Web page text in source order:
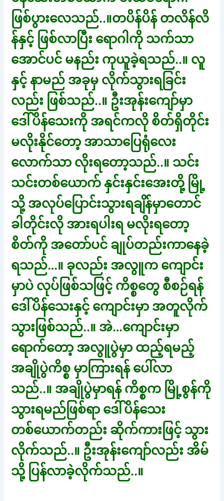
ဖြစ်ပွားလေသည်..။တပိန်ပိန် တလိန်လိ
န်နှင့် ဖြစ်လာပြီး ရောဂါကို သက်သာ
အောင်ပင် မနည်း ကုယူခဲ့ရသည်..။ လူ
နှင့် နာမည် အခုမှ လိုက်သွားရခြင်း
လည်း ဖြစ်သည်..။ ဦးအုန်းကျော်မှာ
ဒေါ်ပိန်သေးကို အရင်ကလို စိတ်ရှိတိုင်း
မလိုးနိုင်တော့ အာသာပြေရုံလေး
လောက်သာ လိုးရတော့သည်..။ သင်း
သင်းတစ်ယောက် နှင်းနှင်းအေးတို့ မြို့
သို့ အလုပ်ပြောင်းသွားရချိန်မှာတောင်
ခါတိုင်းလို အားရပါးရ မလိုးရတော့
စိတ်ကို အတော်ပင် ချုပ်တည်းကာနေခဲ့
ရသည်…။ ခုလည်း အလွူက ကျောင်း
မှာပဲ လုပ်ဖြစ်သဖြင့် ကိစ္စတွေ စီစဉ်ရန်
ဒေါ်ပိန်သေးနှင့် ကျောင်းမှာ အတူလိုက်
သွားဖြစ်သည်..။ အဲ…ကျောင်းမှာ
ရောက်တော့ အလွူပွဲမှာ ထည့်ရမည့်
အချိုပွဲကိစ္စ မှာကြားရန် ပေါ်လာ
သည်..။ အချိုပွဲမှာရန် ကိစ္စက မြို့စွန်ကို
သွားရမည်ဖြစ်ရာ ဒေါ်ပိန်သေး
တစ်ယောက်တည်း ဆိုက်ကားဖြင့် သွား
လိုက်သည်..။ ဦးအုန်းကျော်လည်း အိမ်
သို့ ပြန်လာခဲ့လိုက်သည်..။